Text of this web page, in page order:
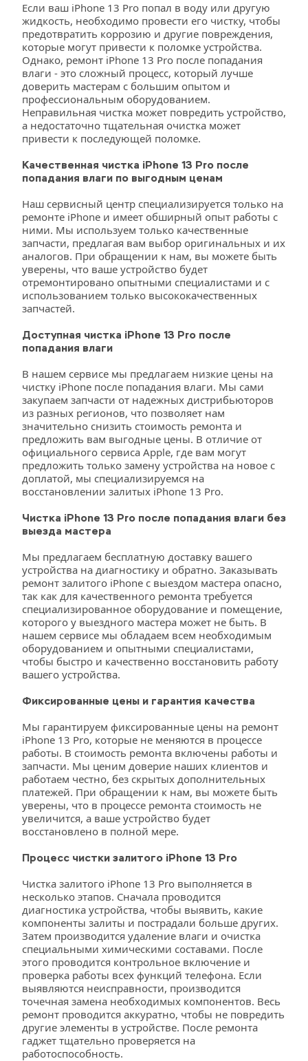
Если ваш iPhone 13 Pro попал в воду или другую
жидкость, необходимо провести его чистку, чтобы
предотвратить коррозию и другие повреждения,
которые могут привести к поломке устройства.
Однако, ремонт iPhone 13 Pro после попадания
влаги - это сложный процесс, который лучше
доверить мастерам с большим опытом и
профессиональным оборудованием.
Неправильная чистка может повредить устройство,
а недостаточно тщательная очистка может
привести к последующей поломке.
Качественная чистка iPhone 13 Pro после
попадания влаги по выгодным ценам
Наш сервисный центр специализируется только на
ремонте iPhone и имеет обширный опыт работы с
ними. Мы используем только качественные
запчасти, предлагая вам выбор оригинальных и их
аналогов. При обращении к нам, вы можете быть
уверены, что ваше устройство будет
отремонтировано опытными специалистами и с
использованием только высококачественных
запчастей.
Доступная чистка iPhone 13 Pro после
попадания влаги
В нашем сервисе мы предлагаем низкие цены на
чистку iPhone после попадания влаги. Мы сами
закупаем запчасти от надежных дистрибьюторов
из разных регионов, что позволяет нам
значительно снизить стоимость ремонта и
предложить вам выгодные цены. В отличие от
официального сервиса Apple, где вам могут
предложить только замену устройства на новое с
доплатой, мы специализируемся на
восстановлении залитых iPhone 13 Pro.
Чистка iPhone 13 Pro после попадания влаги без
выезда мастера
Мы предлагаем бесплатную доставку вашего
устройства на диагностику и обратно. Заказывать
ремонт залитого iPhone с выездом мастера опасно,
так как для качественного ремонта требуется
специализированное оборудование и помещение,
которого у выездного мастера может не быть. В
нашем сервисе мы обладаем всем необходимым
оборудованием и опытными специалистами,
чтобы быстро и качественно восстановить работу
вашего устройства.
Фиксированные цены и гарантия качества
Мы гарантируем фиксированные цены на ремонт
iPhone 13 Pro, которые не меняются в процессе
работы. В стоимость ремонта включены работы и
запчасти. Мы ценим доверие наших клиентов и
работаем честно, без скрытых дополнительных
платежей. При обращении к нам, вы можете быть
уверены, что в процессе ремонта стоимость не
увеличится, а ваше устройство будет
восстановлено в полной мере.
Процесс чистки залитого iPhone 13 Pro
Чистка залитого iPhone 13 Pro выполняется в
несколько этапов. Сначала проводится
диагностика устройства, чтобы выявить, какие
компоненты залиты и пострадали больше других.
Затем производится удаление влаги и очистка
специальными химическими составами. После
этого проводится контрольное включение и
проверка работы всех функций телефона. Если
выявляются неисправности, производится
точечная замена необходимых компонентов. Весь
ремонт проводится аккуратно, чтобы не повредить
другие элементы в устройстве. После ремонта
гаджет тщательно проверяется на
работоспособность.